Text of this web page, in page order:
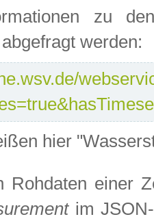
zu
werden:
hier
Rohdaten einer
im JSON-